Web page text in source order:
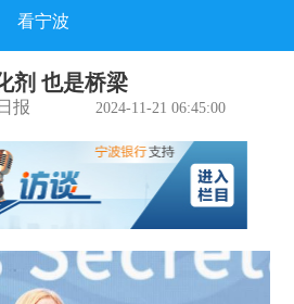
看宁波
剂 也是桥梁
报 2024-11-21 06:45:00